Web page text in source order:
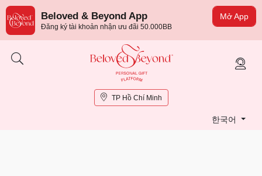
Mở App
Beloved & Beyond App
Đăng ký tài khoản nhận ưu đãi 50.000BB
TP Hồ Chí Minh
한국어